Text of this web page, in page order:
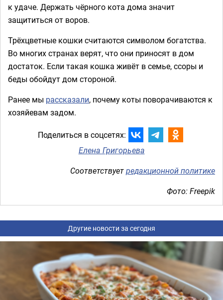
к удаче. Держать чёрного кота дома значит
защититься от воров.
Трёхцветные кошки считаются символом богатства.
Во многих странах верят, что они приносят в дом
достаток. Если такая кошка живёт в семье, ссоры и
беды обойдут дом стороной.
Ранее мы рассказали, почему коты поворачиваются к
хозяйевам задом.
Поделиться в соцсетях:
Елена Григорьева
Соответствуетредакционной политике
Фото: Freepik
Другие новости за сегодня